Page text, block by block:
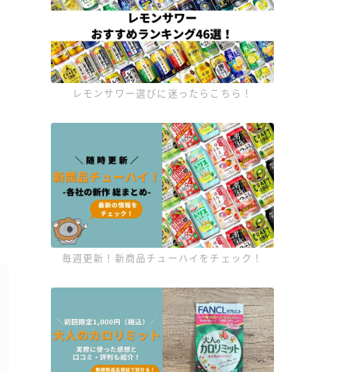
レモンサワー選びに迷ったらこちら！
毎週更新！新商品チューハイをチェック！